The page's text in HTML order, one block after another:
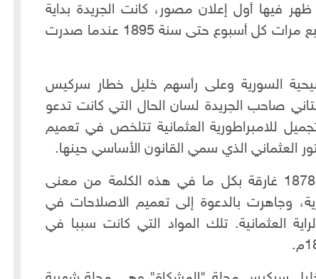
بأنه ظهر فيها أول إعلان مصور، كانت الجريدة بداية
نصف أسبوعية ثم صارت تصدر ثلاث وأربع مرات كل أسبوع حتى سنة 1895 عندما صدرت
السورية وعلى رأسهم خليل خطار سركيس
البستاني صاحب الجريدة لسان الحال التي كانت تدعو
للامبراطورية العثمانية تتلخص في تعميم
العثماني الذي سمي القانون الأساسي حينها.
"لسان الحال" كانت في بداياتها سنة 1878 غارقة بكل ما في هذه الكلمة من معنى
وجاهرت بالدعوة إلى تعميم الاصلاحات في
العثمانية. تلك المواد التي كانت سببا في